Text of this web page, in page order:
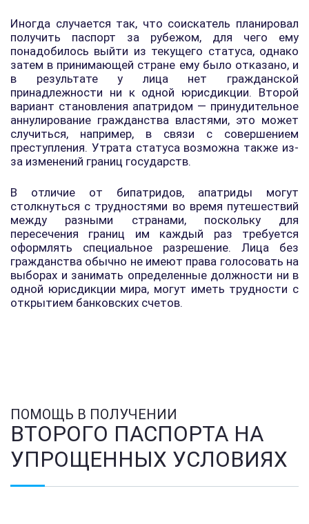
Иногда случается так, что соискатель планировал
получить паспорт за рубежом, для чего ему
понадобилось выйти из текущего статуса, однако
затем в принимающей стране ему было отказано, и
в результате у лица нет гражданской
принадлежности ни к одной юрисдикции. Второй
вариант становления апатридом — принудительное
аннулирование гражданства властями, это может
случиться, например, в связи с совершением
преступления. Утрата статуса возможна также из-
за изменений границ государств.
В отличие от бипатридов, апатриды могут
столкнуться с трудностями во время путешествий
между разными странами, поскольку для
пересечения границ им каждый раз требуется
оформлять специальное разрешение. Лица без
гражданства обычно не имеют права голосовать на
выборах и занимать определенные должности ни в
одной юрисдикции мира, могут иметь трудности с
открытием банковских счетов.
ПОМОЩЬ В ПОЛУЧЕНИИ
ВТОРОГО ПАСПОРТА НА
УПРОЩЕННЫХ УСЛОВИЯХ